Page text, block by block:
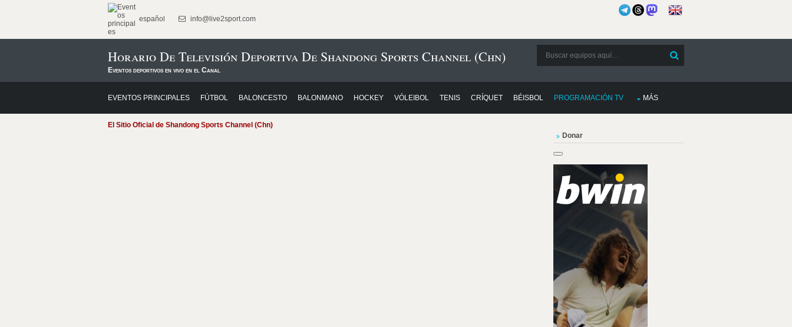
español info@live2sport.com
Horario De Televisión Deportiva De Shandong Sports Channel (Chn)
Eventos deportivos en vivo en el Canal
EVENTOS PRINCIPALES FÚTBOL BALONCESTO BALONMANO HOCKEY VÓLEIBOL TENIS CRÍQUET BÉISBOL PROGRAMACIÓN TV MÁS
El Sitio Oficial de Shandong Sports Channel (Chn)
Donar